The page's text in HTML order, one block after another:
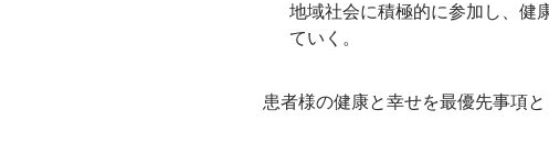
地域社会に積極的に参加し、健
ていく。
患者様の健康と幸せを最優先事項